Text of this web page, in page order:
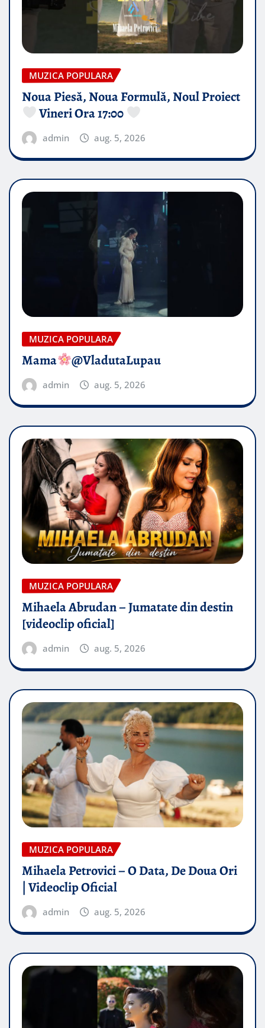
MUZICA POPULARA
Noua Piesă, Noua Formulă, Noul Proiect
Vineri Ora 17:00
admin aug. 5, 2026
MUZICA POPULARA
Mama @VladutaLupau
admin aug. 5, 2026
MUZICA POPULARA
Mihaela Abrudan – Jumatate din destin
[videoclip oficial]
admin aug. 5, 2026
MUZICA POPULARA
Mihaela Petrovici – O Data, De Doua Ori
| Videoclip Oficial
admin aug. 5, 2026